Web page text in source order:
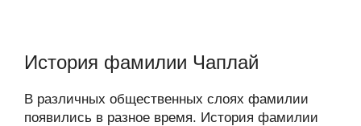
История фамилии Чаплай
В различных общественных слоях фамилии
появились в разное время. История фамилии